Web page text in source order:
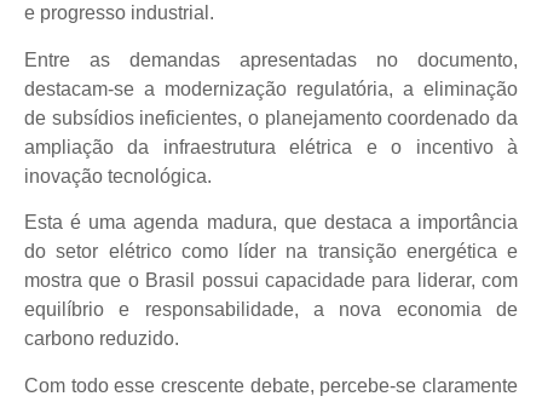
e progresso industrial.
Entre as demandas apresentadas no documento,
destacam-se a modernização regulatória, a eliminação
de subsídios ineficientes, o planejamento coordenado da
ampliação da infraestrutura elétrica e o incentivo à
inovação tecnológica.
Esta é uma agenda madura, que destaca a importância
do setor elétrico como líder na transição energética e
mostra que o Brasil possui capacidade para liderar, com
equilíbrio e responsabilidade, a nova economia de
carbono reduzido.
Com todo esse crescente debate, percebe-se claramente